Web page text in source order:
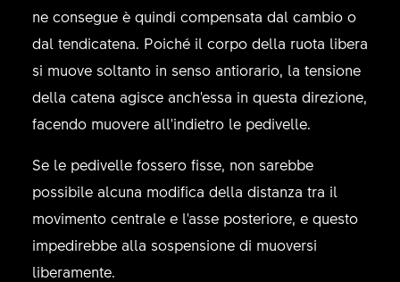
ne consegue è quindi compensata dal cambio o
dal tendicatena. Poiché il corpo della ruota libera
si muove soltanto in senso antiorario, la tensione
della catena agisce anch'essa in questa direzione,
facendo muovere all'indietro le pedivelle.
Se le pedivelle fossero fisse, non sarebbe
possibile alcuna modifica della distanza tra il
movimento centrale e l'asse posteriore, e questo
impedirebbe alla sospensione di muoversi
liberamente.